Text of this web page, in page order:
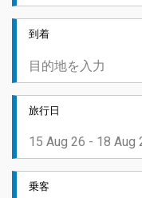
到着
旅行日
乗客